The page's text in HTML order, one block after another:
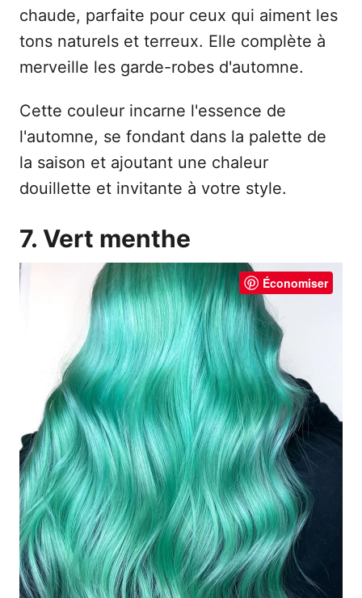
chaude, parfaite pour ceux qui aiment les
tons naturels et terreux. Elle complète à
merveille les garde-robes d'automne.
Cette couleur incarne l'essence de
l'automne, se fondant dans la palette de
la saison et ajoutant une chaleur
douillette et invitante à votre style.
7. Vert menthe
Économiser